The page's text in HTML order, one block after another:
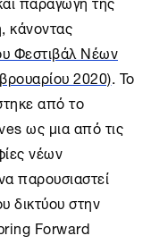
, κάνοντας
Φεστιβάλ Νέων
2020). To
από το
ως μια από τις
νέων
παρουσιαστεί
δικτύου στην
Forward